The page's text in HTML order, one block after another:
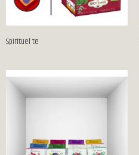
Spirituel te